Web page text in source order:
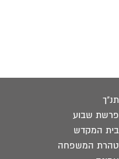
תנ"ך
פרשת שבוע
בית המקדש
טהרת המשפחה